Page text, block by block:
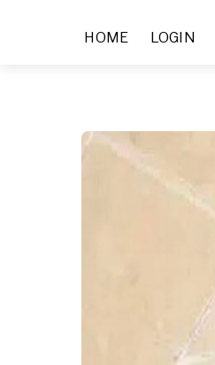
HOME LOGIN